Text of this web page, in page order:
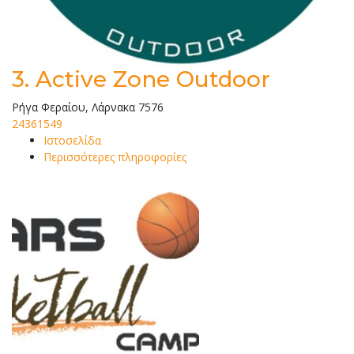
3. Active Zone Outdoor
Ρήγα Φεραίου, Λάρνακα 7576
24361549
Ιστοσελίδα
Περισσότερες πληροφορίες